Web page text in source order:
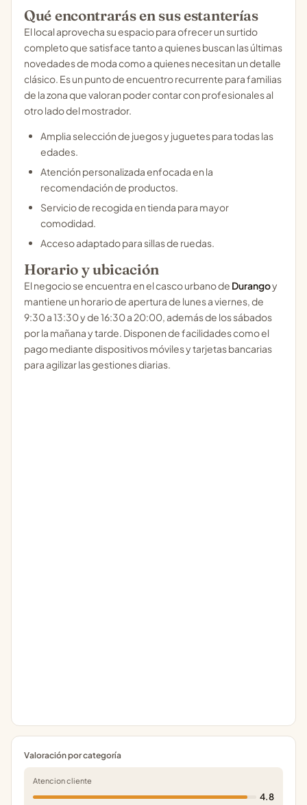
Qué encontrarás en sus estanterías
El local aprovecha su espacio para ofrecer un surtido
completo que satisface tanto a quienes buscan las últimas
novedades de moda como a quienes necesitan un detalle
clásico. Es un punto de encuentro recurrente para familias
de la zona que valoran poder contar con profesionales al
otro lado del mostrador.
Amplia selección de juegos y juguetes para todas las
edades.
Atención personalizada enfocada en la
recomendación de productos.
Servicio de recogida en tienda para mayor
comodidad.
Acceso adaptado para sillas de ruedas.
Horario y ubicación
El negocio se encuentra en el casco urbano de Durangoy
mantiene un horario de apertura de lunes a viernes, de
9:30 a 13:30 y de 16:30 a 20:00, además de los sábados
por la mañana y tarde. Disponen de facilidades como el
pago mediante dispositivos móviles y tarjetas bancarias
para agilizar las gestiones diarias.
Valoración por categoría
Atencion cliente
4.8